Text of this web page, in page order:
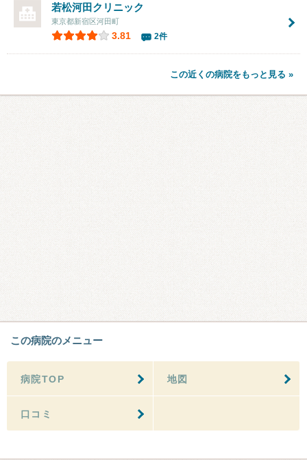
若松河田クリニック
東京都新宿区河田町
3.81 2件
この近くの病院をもっと見る »
この病院のメニュー
病院TOP 地図
口コミ